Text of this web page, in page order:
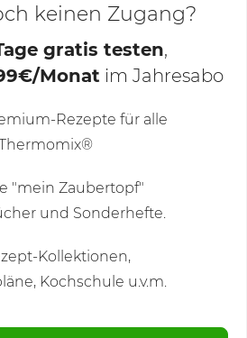
keinen Zugang?
gratis testen,
Monat im Jahresabo
Rezepte für alle
"mein Zaubertopf"
und Sonderhefte.
Kollektionen,
Kochschule u.v.m.
(5)